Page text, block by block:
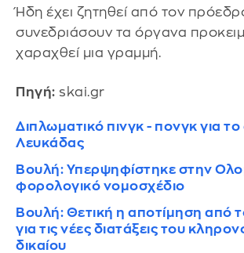
Ήδη έχει ζητηθεί από τον
συνεδριάσουν τα όργανα
χαραχθεί μια γραμμή.
Πηγή: skai.gr
Διπλωματικό πινγκ - πονγκ για
Λευκάδας
Βουλή: Υπερψηφίστηκε στην
φορολογικό νομοσχέδιο
Βουλή: Θετική η αποτίμηση από
για τις νέες διατάξεις του
δικαίου